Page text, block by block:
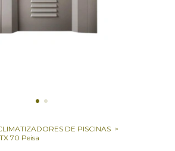
DE PISCINAS >
70 Peisa